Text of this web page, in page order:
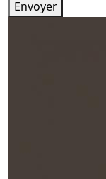
Envoyer